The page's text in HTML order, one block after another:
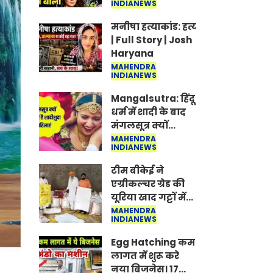
Jantar-Mantar |
CJP protest
INDIANEWS
मनीषा हत्याकांड: हत्या, आत्महत्या या
| Full Story | Josh
Haryana
MAHENDRA
INDIANEWS
Mangalsutra: हिंदू
धर्म में शादी के बाद
मंगलसूत्र क्यों
पहनती है महिलाएं,
किसने शुरु की ये
परंपरा
MAHENDRA
INDIANEWS
टीम बीकेई ने
एग्रीकल्चर ग्रेड की
यूरिया खाद गट्टों में
बदलकर टेक्निकल
ग्रेड में बेचने वालों पर
करवाई कार्रवाई:
लखविंदर सिंह
औलख
MAHENDRA
INDIANEWS
Egg Hatching कम
लागत में शुरू करे
नया बिजनेस। 17